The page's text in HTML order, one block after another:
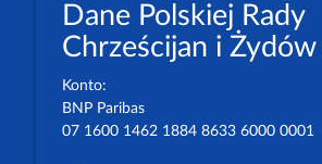
Dane Polskiej Rady
Chrześcijan i Żydów
Konto:
BNP Paribas
07 1600 1462 1884 8633 6000 0001